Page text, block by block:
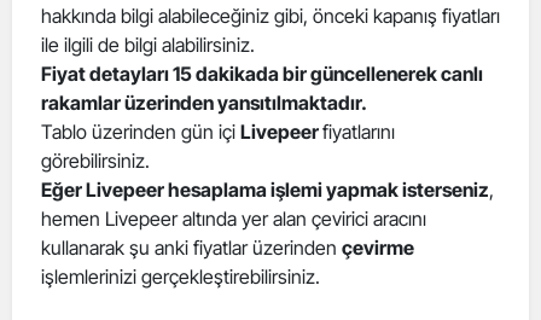
hakkında bilgi alabileceğiniz gibi, önceki kapanış fiyatları
ile ilgili de bilgi alabilirsiniz.
Fiyat detayları 15 dakikada bir güncellenerek canlı
rakamlar üzerinden yansıtılmaktadır.
Tablo üzerinden gün içi Livepeerfiyatlarını
görebilirsiniz.
Eğer Livepeer hesaplama işlemi yapmak isterseniz,
hemen Livepeer altında yer alan çevirici aracını
kullanarak şu anki fiyatlar üzerinden çevirme
işlemlerinizi gerçekleştirebilirsiniz.